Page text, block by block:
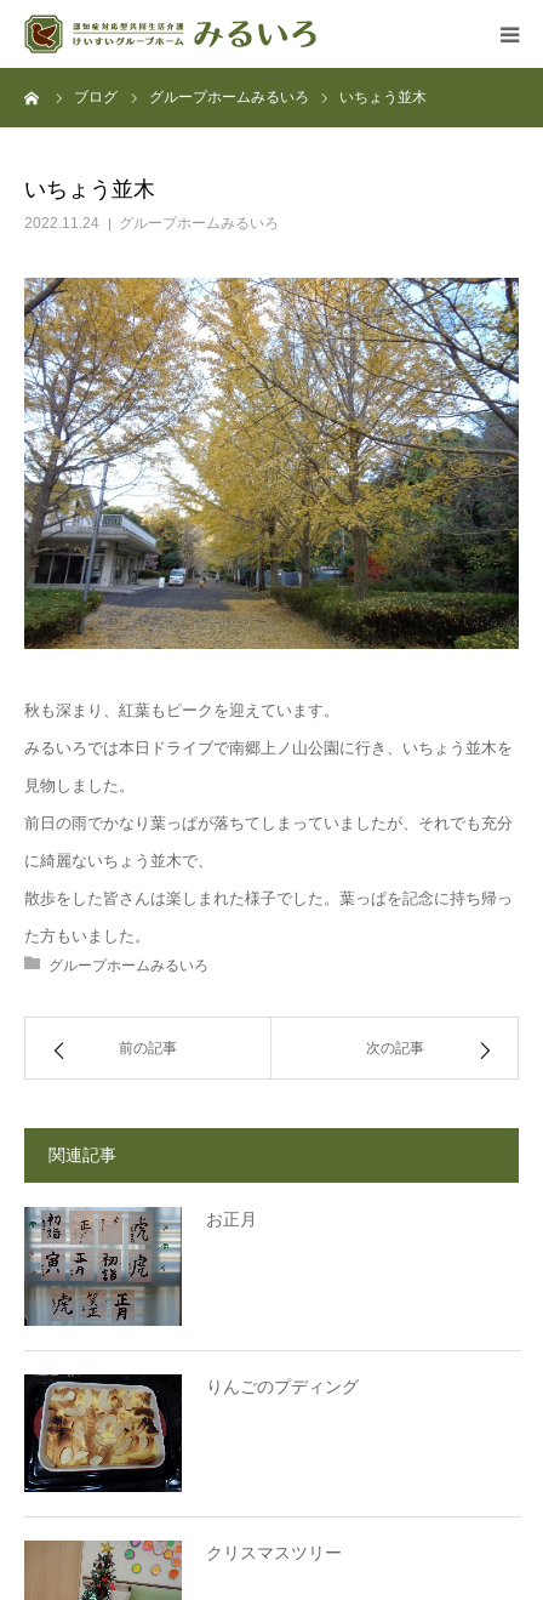
ブログ グループホームみるいろ いちょう並木
いちょう並木
2022.11.24 グループホームみるいろ
秋も深まり、紅葉もピークを迎えています。
みるいろでは本日ドライブで南郷上ノ山公園に行き、いちょう並木を
見物しました。
前日の雨でかなり葉っぱが落ちてしまっていましたが、それでも充分
に綺麗ないちょう並木で、
散歩をした皆さんは楽しまれた様子でした。葉っぱを記念に持ち帰っ
た方もいました。
グループホームみるいろ
前の記事 次の記事
関連記事
お正月
りんごのプディング
クリスマスツリー
グループホーム
よくある質問
法人概要